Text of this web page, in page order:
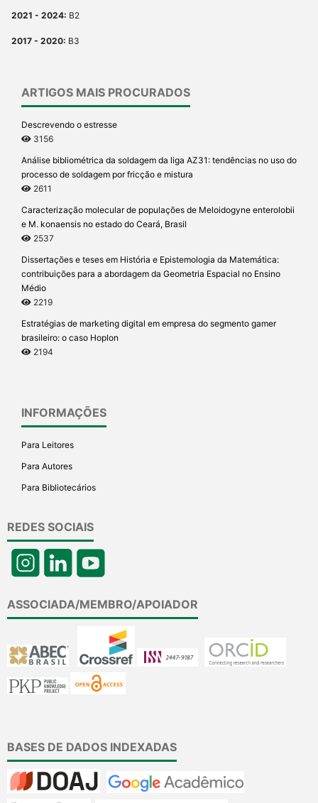
2021 - 2024: B2
2017 - 2020: B3
ARTIGOS MAIS PROCURADOS
Descrevendo o estresse
3156
Análise bibliométrica da soldagem da liga AZ31: tendências no uso do
processo de soldagem por fricção e mistura
2611
Caracterização molecular de populações de Meloidogyne enterolobii
e M. konaensis no estado do Ceará, Brasil
2537
Dissertações e teses em História e Epistemologia da Matemática:
contribuições para a abordagem da Geometria Espacial no Ensino
Médio
2219
Estratégias de marketing digital em empresa do segmento gamer
brasileiro: o caso Hoplon
2194
INFORMAÇÕES
Para Leitores
Para Autores
Para Bibliotecários
REDES SOCIAIS
ASSOCIADA/MEMBRO/APOIADOR
BASES DE DADOS INDEXADAS